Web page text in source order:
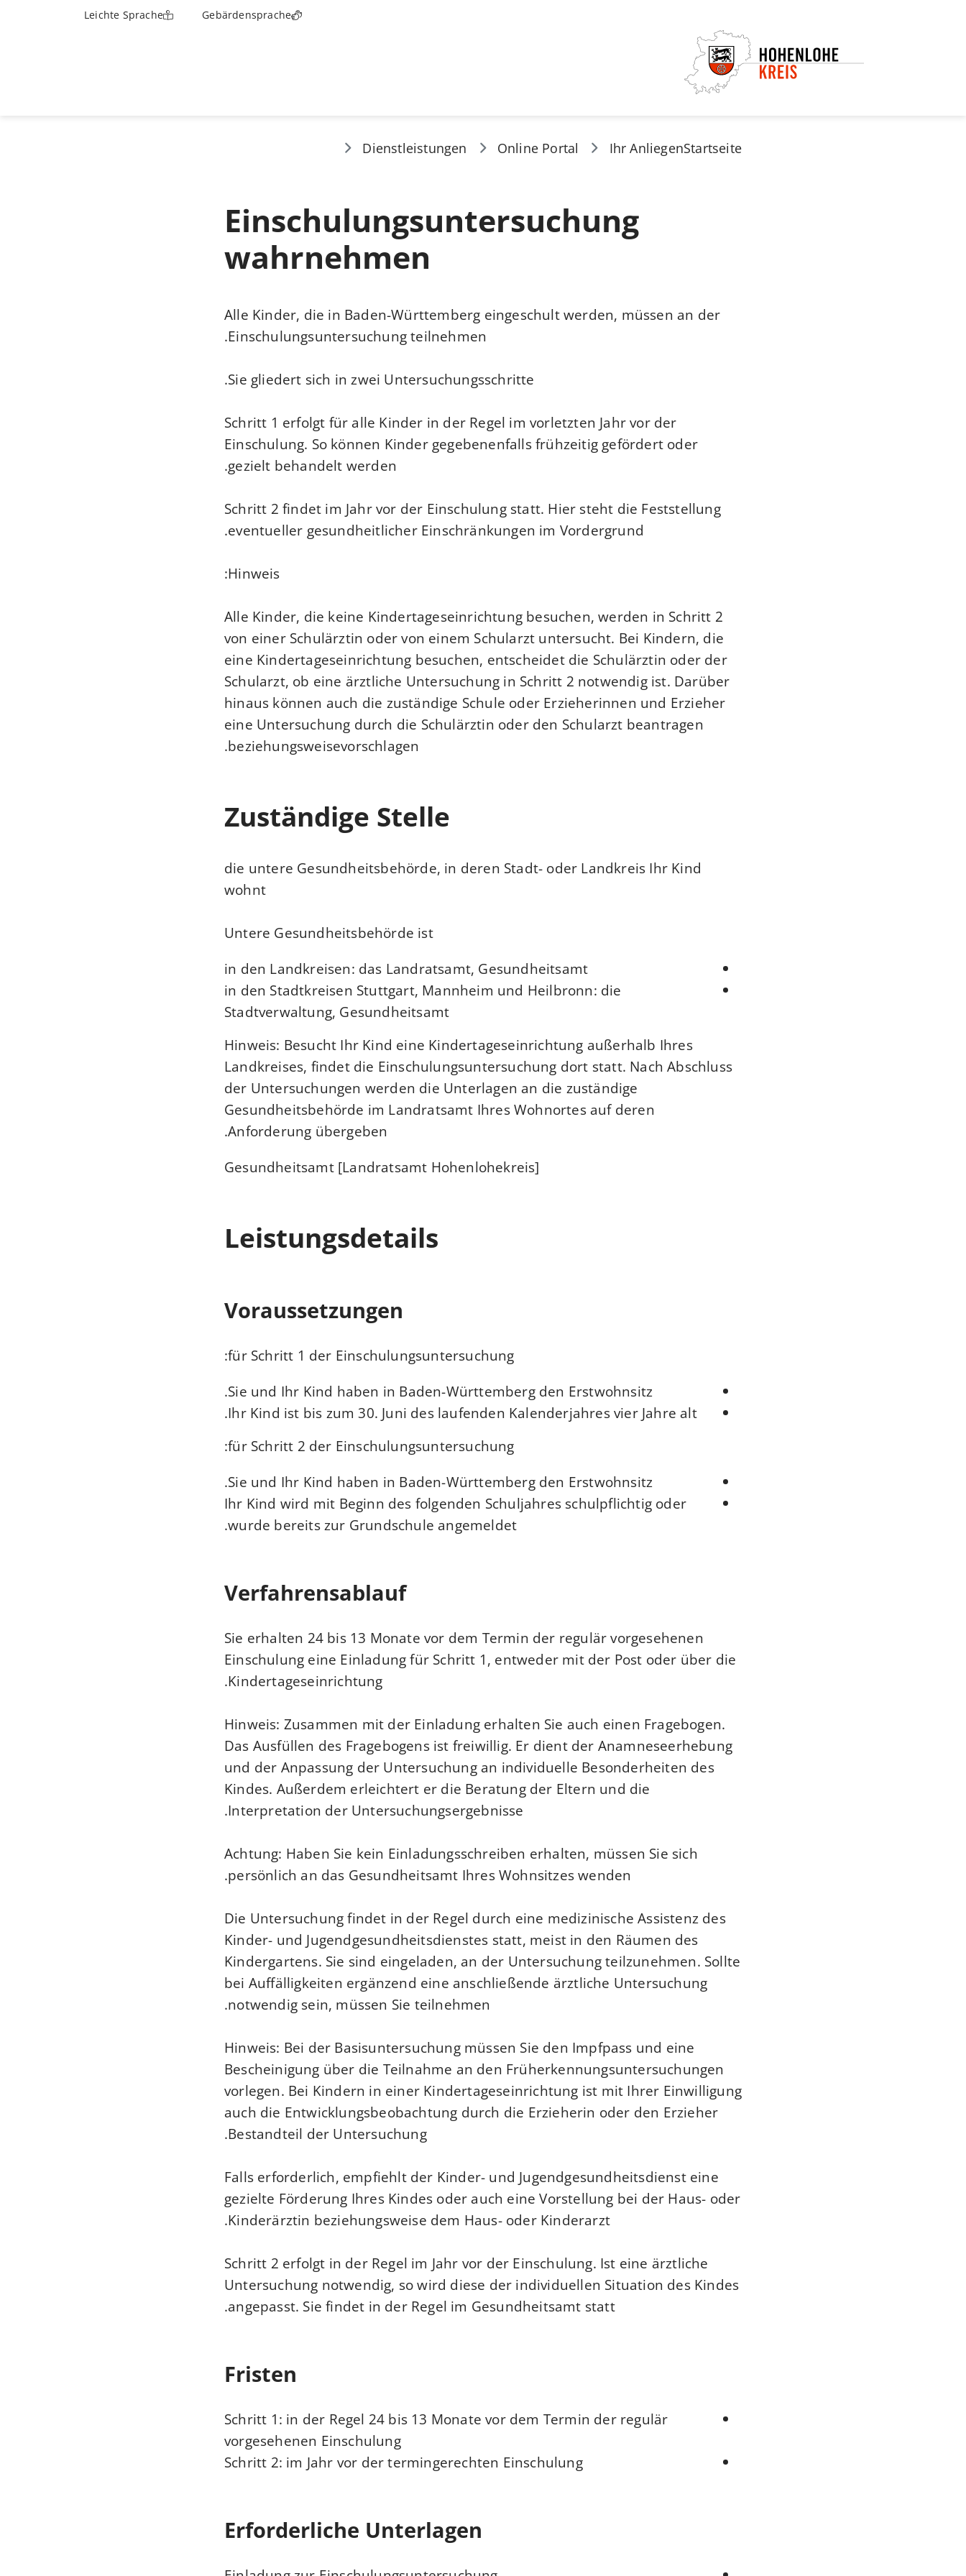
Gebärdensprache
Leichte Sprache
Startseite
Ihr Anliegen
Online Portal
Dienstleistungen
Einschulungsuntersuchung
wahrnehmen
Alle Kinder, die in Baden-Württemberg eingeschult werden, müssen an der
Einschulungsuntersuchung teilnehmen.
Sie gliedert sich in zwei Untersuchungsschritte.
Schritt 1 erfolgt für alle Kinder in der Regel im vorletzten Jahr vor der
Einschulung. So können Kinder gegebenenfalls frühzeitig gefördert oder
gezielt behandelt werden.
Schritt 2 findet im Jahr vor der Einschulung statt. Hier steht die Feststellung
eventueller gesundheitlicher Einschränkungen im Vordergrund.
Hinweis:
Alle Kinder, die keine Kindertageseinrichtung besuchen, werden in Schritt 2
von einer Schulärztin oder von einem Schularzt untersucht. Bei Kindern, die
eine Kindertageseinrichtung besuchen, entscheidet die Schulärztin oder der
Schularzt, ob eine ärztliche Untersuchung in Schritt 2 notwendig ist. Darüber
hinaus können auch die zuständige Schule oder Erzieherinnen und Erzieher
eine Untersuchung durch die Schulärztin oder den Schularzt beantragen
beziehungsweisevorschlagen.
Zuständige Stelle
die untere Gesundheitsbehörde, in deren Stadt- oder Landkreis Ihr Kind
wohnt
Untere Gesundheitsbehörde ist
in den Landkreisen: das Landratsamt, Gesundheitsamt
in den Stadtkreisen Stuttgart, Mannheim und Heilbronn: die
Stadtverwaltung, Gesundheitsamt
Hinweis: Besucht Ihr Kind eine Kindertageseinrichtung außerhalb Ihres
Landkreises, findet die Einschulungsuntersuchung dort statt. Nach Abschluss
der Untersuchungen werden die Unterlagen an die zuständige
Gesundheitsbehörde im Landratsamt Ihres Wohnortes auf deren
Anforderung übergeben.
Gesundheitsamt [Landratsamt Hohenlohekreis]
Leistungsdetails
Voraussetzungen
für Schritt 1 der Einschulungsuntersuchung:
Sie und Ihr Kind haben in Baden-Württemberg den Erstwohnsitz.
Ihr Kind ist bis zum 30. Juni des laufenden Kalenderjahres vier Jahre alt.
für Schritt 2 der Einschulungsuntersuchung:
Sie und Ihr Kind haben in Baden-Württemberg den Erstwohnsitz.
Ihr Kind wird mit Beginn des folgenden Schuljahres schulpflichtig oder
wurde bereits zur Grundschule angemeldet.
Verfahrensablauf
Sie erhalten 24 bis 13 Monate vor dem Termin der regulär vorgesehenen
Einschulung eine Einladung für Schritt 1, entweder mit der Post oder über die
Kindertageseinrichtung.
Hinweis: Zusammen mit der Einladung erhalten Sie auch einen Fragebogen.
Das Ausfüllen des Fragebogens ist freiwillig. Er dient der Anamneseerhebung
und der Anpassung der Untersuchung an individuelle Besonderheiten des
Kindes. Außerdem erleichtert er die Beratung der Eltern und die
Interpretation der Untersuchungsergebnisse.
Achtung: Haben Sie kein Einladungsschreiben erhalten, müssen Sie sich
persönlich an das Gesundheitsamt Ihres Wohnsitzes wenden.
Die Untersuchung findet in der Regel durch eine medizinische Assistenz des
Kinder- und Jugendgesundheitsdienstes statt, meist in den Räumen des
Kindergartens. Sie sind eingeladen, an der Untersuchung teilzunehmen. Sollte
bei Auffälligkeiten ergänzend eine anschließende ärztliche Untersuchung
notwendig sein, müssen Sie teilnehmen.
Hinweis: Bei der Basisuntersuchung müssen Sie den Impfpass und eine
Bescheinigung über die Teilnahme an den Früherkennungsuntersuchungen
vorlegen. Bei Kindern in einer Kindertageseinrichtung ist mit Ihrer Einwilligung
auch die Entwicklungsbeobachtung durch die Erzieherin oder den Erzieher
Bestandteil der Untersuchung.
Falls erforderlich, empfiehlt der Kinder- und Jugendgesundheitsdienst eine
gezielte Förderung Ihres Kindes oder auch eine Vorstellung bei der Haus- oder
Kinderärztin beziehungsweise dem Haus- oder Kinderarzt.
Schritt 2 erfolgt in der Regel im Jahr vor der Einschulung. Ist eine ärztliche
Untersuchung notwendig, so wird diese der individuellen Situation des Kindes
angepasst. Sie findet in der Regel im Gesundheitsamt statt.
Fristen
Schritt 1: in der Regel 24 bis 13 Monate vor dem Termin der regulär
vorgesehenen Einschulung
Schritt 2: im Jahr vor der termingerechten Einschulung
Erforderliche Unterlagen